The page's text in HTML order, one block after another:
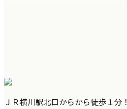
ＪＲ横川駅北口からから徒歩１分！